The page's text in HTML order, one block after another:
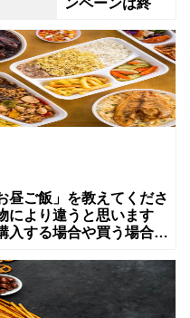
昼ご飯」を教えてくださ
により違うと思います
入する場合や買う場合に
、総菜やサラダ